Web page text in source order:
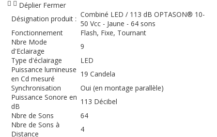
Déplier Fermer
Désignation produit : Combiné LED / 113 dB OPTASON® 10-
50 Vcc - Jaune - 64 sons
Fonctionnement
Flash, Fixe, Tournant
Nbre Mode
d'Eclairage
9
Type d'éclairage
LED
Puissance lumineuse
en Cd mesuré
19 Candela
Synchronisation
Oui (en montage parallèle)
Puissance Sonore en
dB
113 Décibel
Nbre de Sons
64
Nbre de Sons à
Distance
4